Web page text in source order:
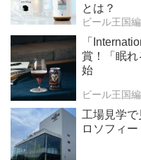
とは？
ビール王国
「
賞！「眠
始
ビール王国
工場見学
ロソフィー